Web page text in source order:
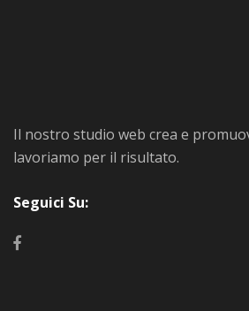
Il nostro studio web crea e
lavoriamo per il risultato.
Seguici Su: